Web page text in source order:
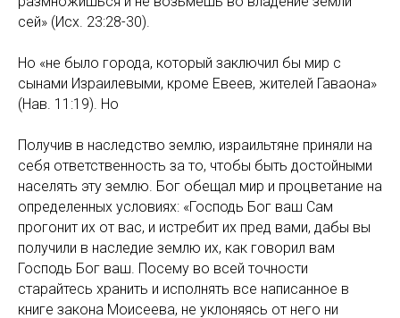
сей» (Исх. 23:28-30).
Но «не было города, который заключил бы мир с
сынами Израилевыми, кроме Евеев, жителей Гаваона»
(Нав. 11:19). Но
Получив в наследство землю, израильтяне приняли на
себя ответственность за то, чтобы быть достойными
населять эту землю. Бог обещал мир и процветание на
определенных условиях: «Господь Бог ваш Сам
прогонит их от вас, и истребит их пред вами, дабы вы
получили в наследие землю их, как говорил вам
Господь Бог ваш. Посему во всей точности
старайтесь хранить и исполнять все написанное в
книге закона Моисеева, не уклоняясь от него ни